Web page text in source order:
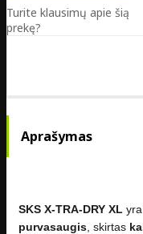
Turite klausimų apie šią
prekę?
Aprašymas
SKS X‑TRA‑DRY XL yra
purvasaugis , skirtas